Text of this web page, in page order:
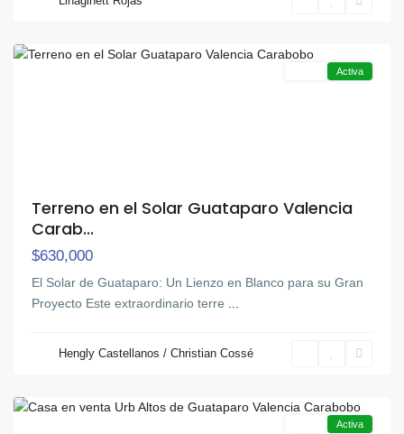
Guataparo,
Activa
Terreno en el Solar Guataparo Valencia
Carab...
$630,000
El Solar de Guataparo: Un Lienzo en Blanco para su Gran
Proyecto Este extraordinario terre
Hengly Castellanos / Christian Cossé
Guataparo,
Activa